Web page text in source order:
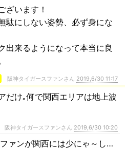
ざいます！
駄にしない姿勢、必ず身にな
出来るようになって本当に良
阪神タイガースファンさん 2019,6/30 11:17
だけ｡何で関西エリアは地上波
阪神タイガースファンさん 2019,6/30 10:20
ァンが関西には少にゃ～し…